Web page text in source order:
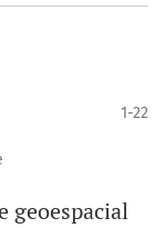
1-22
geoespacial